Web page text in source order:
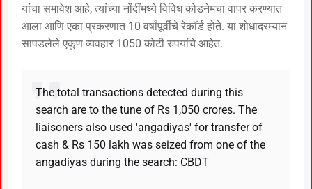
यांचा समावेश आहे, त्यांच्या नोंदींमध्ये विविध कोडनेमचा वापर करण्यात
आला आणि एका प्रकरणात 10 वर्षांपूर्वीचे रेकॉर्ड होते. या शोधादरम्यान
सापडलेले एकूण व्यवहार 1050 कोटी रुपयांचे आहेत.
The total transactions detected during this
search are to the tune of Rs 1,050 crores. The
liaisoners also used 'angadiyas' for transfer of
cash & Rs 150 lakh was seized from one of the
angadiyas during the search: CBDT